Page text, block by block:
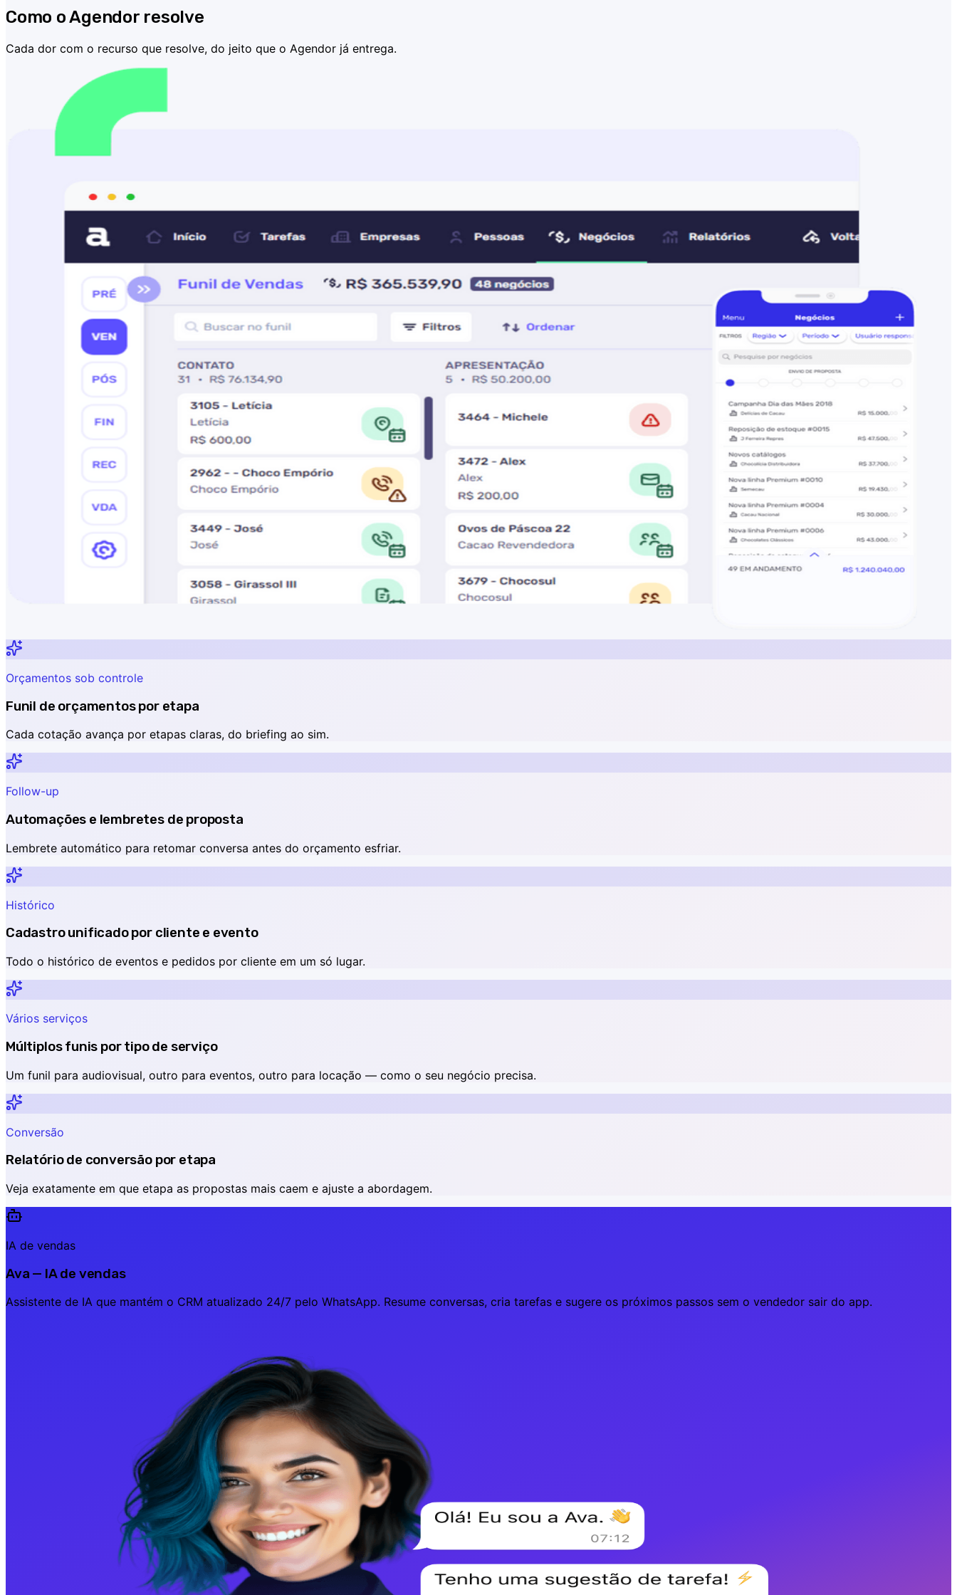
Como o Agendor resolve
Cada dor com o recurso que resolve, do jeito que o Agendor já entrega.
Orçamentos sob controle
Funil de orçamentos por etapa
Cada cotação avança por etapas claras, do briefing ao sim.
Follow-up
Automações e lembretes de proposta
Lembrete automático para retomar conversa antes do orçamento esfriar.
Histórico
Cadastro unificado por cliente e evento
Todo o histórico de eventos e pedidos por cliente em um só lugar.
Vários serviços
Múltiplos funis por tipo de serviço
Um funil para audiovisual, outro para eventos, outro para locação — como o seu negócio precisa.
Conversão
Relatório de conversão por etapa
Veja exatamente em que etapa as propostas mais caem e ajuste a abordagem.
IA de vendas
Ava — IA de vendas
Assistente de IA que mantém o CRM atualizado 24/7 pelo WhatsApp. Resume conversas, cria tarefas e sugere os próximos passos sem o vendedor sair do app.